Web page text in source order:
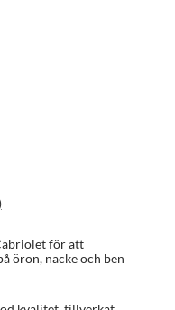
för att
öron, nacke och ben